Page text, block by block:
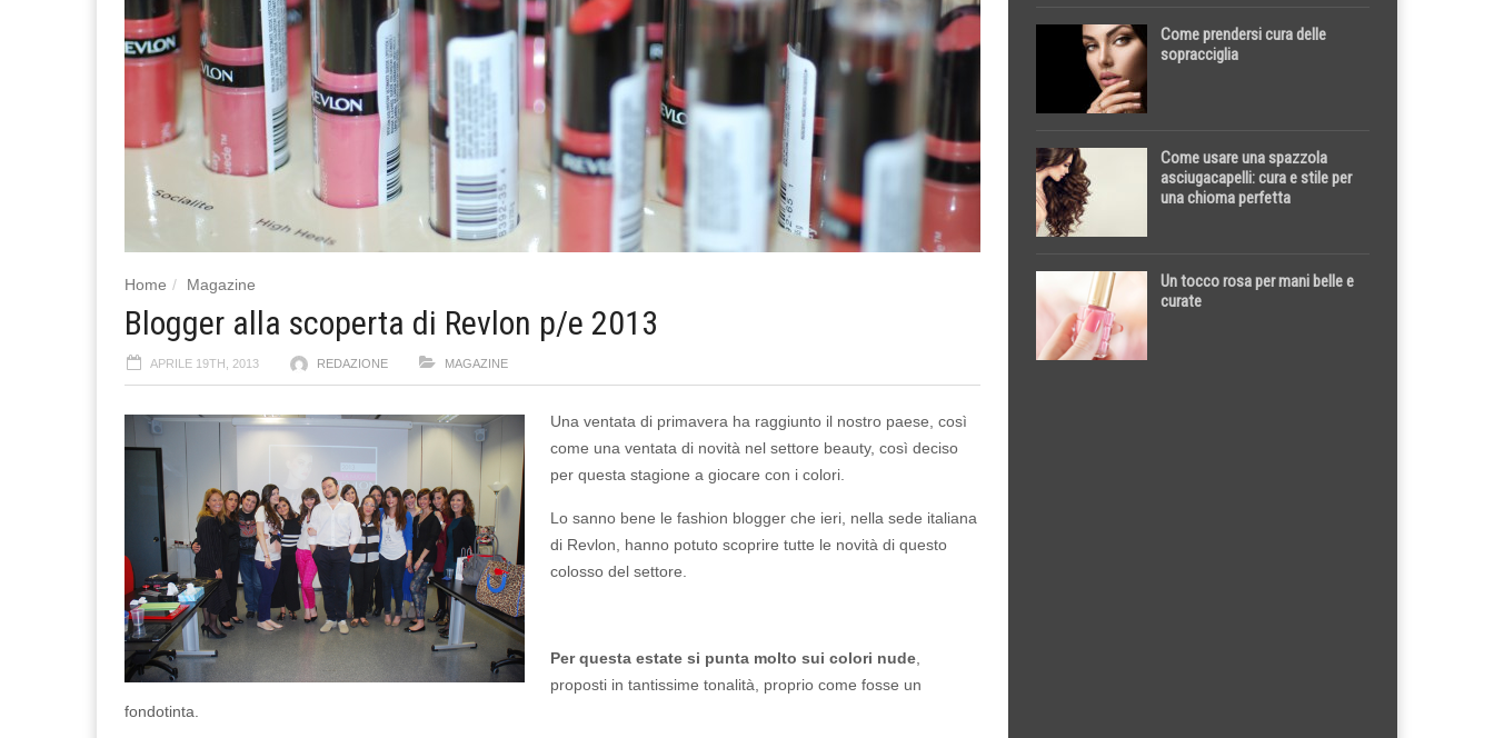
Home Magazine
Blogger alla scoperta di Revlon p/e 2013
APRILE 19TH, 2013 REDAZIONE MAGAZINE
Una ventata di primavera ha raggiunto il nostro paese, così
come una ventata di novità nel settore beauty, così deciso
per questa stagione a giocare con i colori.
Lo sanno bene le fashion blogger che ieri, nella sede italiana
di Revlon, hanno potuto scoprire tutte le novità di questo
colosso del settore.
Per questa estate si punta molto sui colori nude
proposti in tantissime tonalità, proprio come fosse un
fondotinta.
Come prendersi cura delle
sopracciglia
Come usare una spazzola
asciugacapelli: cura e stile per
una chioma perfetta
Un tocco rosa per mani belle e
curate